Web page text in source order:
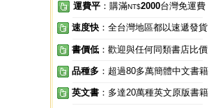
運費平 ：購滿NT$2000台灣免運費
速度快 ：全台灣地區都以速遞發貨
書價低 ：歡迎與任何同類書店比價
品種多 ：超過80多萬簡體中文書籍
英文書 ：多達20萬種英文原版書籍